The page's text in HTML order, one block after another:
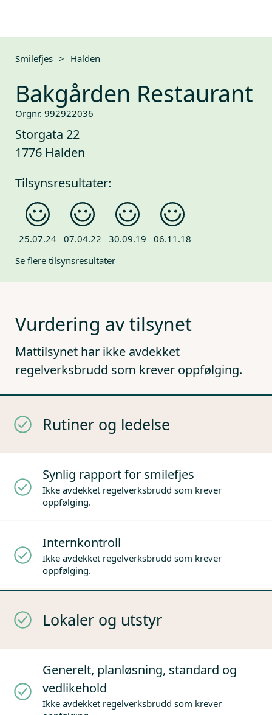
Smilefjes > Halden
Bakgården Restaurant
Orgnr. 992922036
Storgata 22
1776 Halden
Tilsynsresultater:
25.07.24 07.04.22 30.09.19
06.11.18
Se flere tilsynsresultater
Vurdering av tilsynet
Mattilsynet har ikke avdekket
regelverksbrudd som krever oppfølging.
Rutiner og ledelse
Synlig rapport for smilefjes
Ikke avdekket regelverksbrudd som krever
oppfølging.
Internkontroll
Ikke avdekket regelverksbrudd som krever
oppfølging.
Lokaler og utstyr
Generelt, planløsning, standard og
vedlikehold
Ikke avdekket regelverksbrudd som krever